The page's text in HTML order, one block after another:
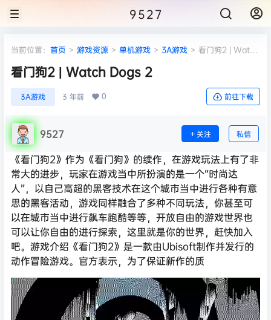
9527
当前位置： 首页 > 游戏资源 > 单机游戏 > 3A游戏 > 看门狗2 | Watch
看门狗2 | Watch Dogs 2
3A游戏 3 年前 0 前往下载
9527 关注 私信
《看门狗2》作为《看门狗》的续作，在游戏玩法上有了非
常大的进步，玩家在游戏当中所扮演的是一个“时尚达
人”，以自己高超的黑客技术在这个城市当中进行各种有意
思的黑客活动，游戏同样融合了多种不同玩法，你甚至可
以在城市当中进行飙车跑酷等等，开放自由的游戏世界也
可以让你自由的进行探索，这里就是你的世界，赶快加入
吧。游戏介绍《看门狗2》是一款由Ubisoft制作并发行的
动作冒险游戏。官方表示，为了保证新作的质